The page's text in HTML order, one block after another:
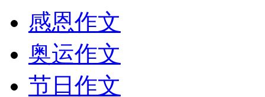
感恩作文
奥运作文
节日作文